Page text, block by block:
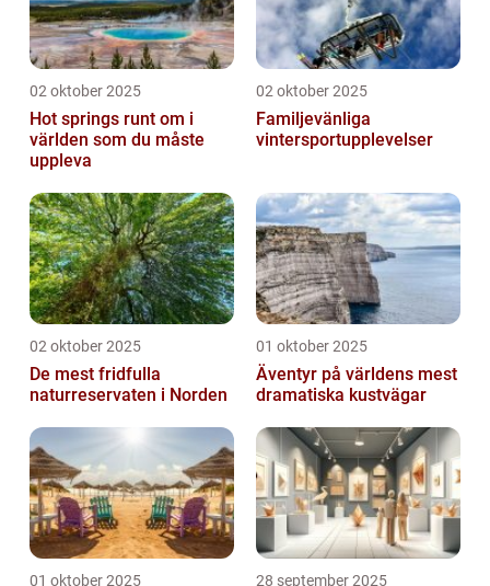
02 oktober 2025
Hot springs runt om i
världen som du måste
uppleva
02 oktober 2025
Familjevänliga
vintersportupplevelser
02 oktober 2025
De mest fridfulla
naturreservaten i Norden
01 oktober 2025
Äventyr på världens mest
dramatiska kustvägar
01 oktober 2025 28 september 2025